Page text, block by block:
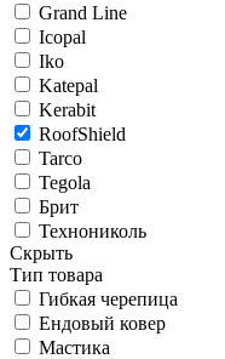
Grand Line
Icopal
Iko
Katepal
Kerabit
RoofShield
Tarco
Tegola
Брит
Технониколь
Скрыть
Тип товара
Гибкая черепица
Ендовый ковер
Мастика